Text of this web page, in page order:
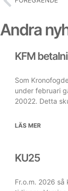
Andra
KFM
Som
under februari
20022. Detta
LÄS MER
KU25
Fr.o.m. 2026 så